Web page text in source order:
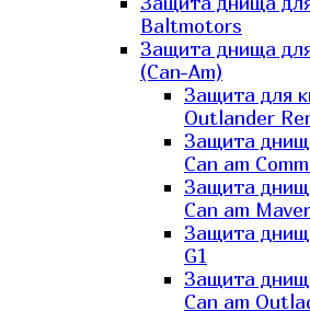
Baltmotors
Защита днища
(Can-Am)
Защита для
Outlander
Защита
Can am
Защита
Can am
Защита
G1
Защита
Can am